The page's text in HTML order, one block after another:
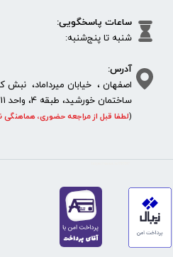
ساعات پاسخگویی:
شنبه تا پنج‌شنبه: 8
آدرس:
اصفهان ، خیابان میرداماد، نبش
ساختمان خورشید، طبقه 4، واحد 11، پلاک 292
(لطفا قبل از مراجعه حضوری، هماهنگی